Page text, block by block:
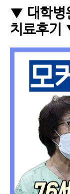
▼ 대학병
치료후기